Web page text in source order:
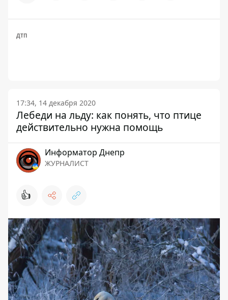
ДТП
17:34, 14 декабря 2020
Лебеди на льду: как понять, что птице
действительно нужна помощь
Информатор Днепр
ЖУРНАЛИСТ
👍